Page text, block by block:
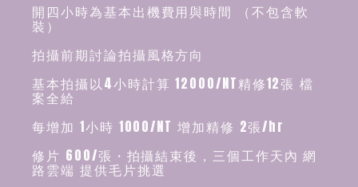
開四小時為基本出機費用與時間 （不包含軟
裝）
拍攝前期討論拍攝風格方向
基本拍攝以4小時計算 12000/NT精修12張 檔
案全給
每增加 1小時 1000/NT 增加精修 2張/hr
修片 600/張・拍攝結束後，三個工作天內 網
路雲端 提供毛片挑選